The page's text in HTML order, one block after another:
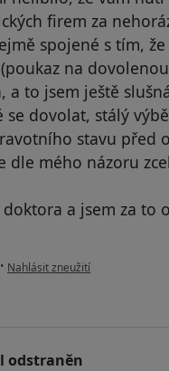
firem za
spojené s tím,
na
a to jsem ještě
se dovolat, stálý
stavu před
dle mého názoru
doktora a jsem za to
• podle názoru uživatele Váš účet
Nahlásit zneužití
odstraněn